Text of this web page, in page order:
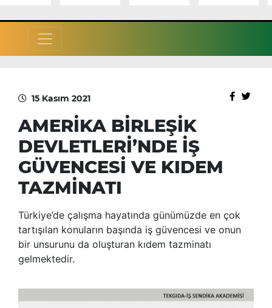
15 Kasım 2021
AMERİKA BİRLEŞİK
DEVLETLERİ’NDE İŞ
GÜVENCESİ VE KIDEM
TAZMİNATI
Türkiye’de çalışma hayatında günümüzde en çok
tartışılan konuların başında iş güvencesi ve onun
bir unsurunu da oluşturan kıdem tazminatı
gelmektedir.